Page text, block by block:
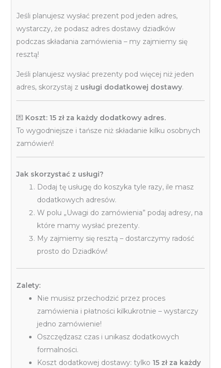
Jeśli planujesz wysłać prezent pod jeden adres,
wystarczy, że podasz adres dostawy dziadków
podczas składania zamówienia – my zajmiemy się
resztą!
Jeśli planujesz wysłać prezenty pod więcej niż jeden
adres, skorzystaj z usługi dodatkowej dostawy.
💌 Koszt: 15 zł za każdy dodatkowy adres.
To wygodniejsze i tańsze niż składanie kilku osobnych
zamówień!
Jak skorzystać z usługi?
Dodaj tę usługę do koszyka tyle razy, ile masz
dodatkowych adresów.
W polu „Uwagi do zamówienia” podaj adresy, na
które mamy wysłać prezenty.
My zajmiemy się resztą – dostarczymy radość
prosto do Dziadków!
Zalety:
Nie musisz przechodzić przez proces
zamówienia i płatności kilkukrotnie – wystarczy
jedno zamówienie!
Oszczędzasz czas i unikasz dodatkowych
formalności.
Koszt dodatkowej dostawy: tylko 15 zł za każdy